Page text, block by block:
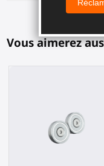
Vous aimerez